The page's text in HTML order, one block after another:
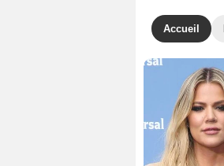
Accueil